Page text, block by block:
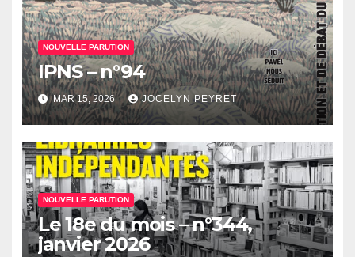
NOUVELLE PARUTION
IPNS – n°94
MAR 15, 2026 JOCELYN PEYRET
NOUVELLE PARUTION
Le 18e du mois – n°344,
janvier 2026